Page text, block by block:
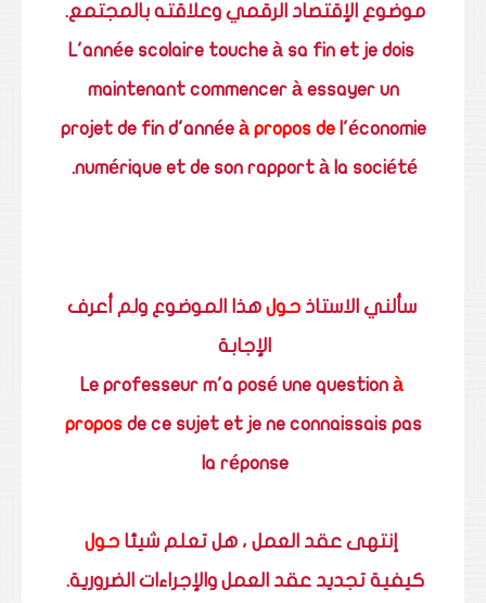
موضوع الإقتصاد الرقمي وعلاقته بالمجتمع.
L'année scolaire touche à sa fin et je dois
maintenant commencer à essayer un
projet de fin d'année à propos del'économie
numérique et de son rapport à la société.
سألني الاستاذحول هذا الموضوع ولم أعرف
الإجابة
Le professeur m'a posé une question à
proposde ce sujet et je ne connaissais pas
la réponse
إنتهى عقد العمل ، هل تعلم شيئا حول
كيفية تجديد عقد العمل والإجراءات الضرورية.